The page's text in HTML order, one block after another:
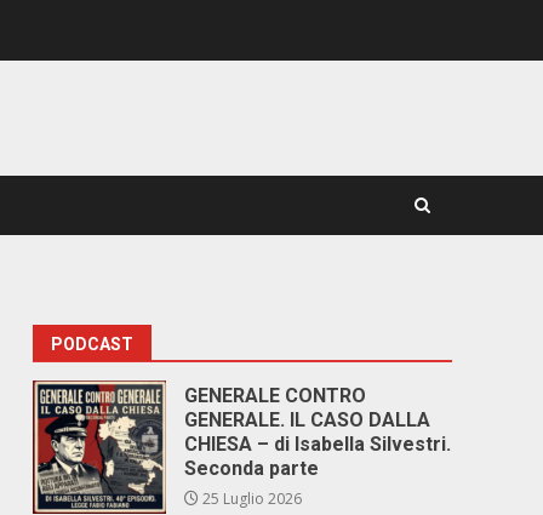
PODCAST
GENERALE CONTRO
GENERALE. IL CASO DALLA
CHIESA – di Isabella Silvestri.
Seconda parte
25 Luglio 2026